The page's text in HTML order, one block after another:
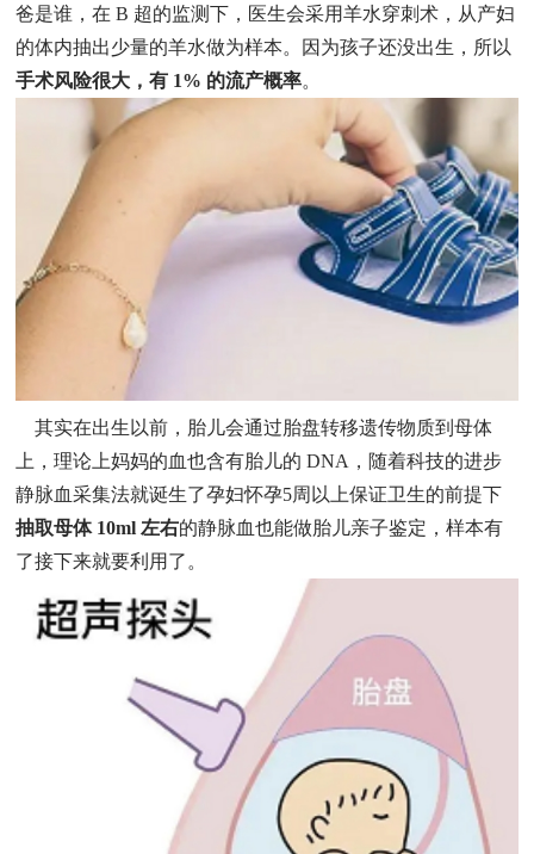
爸是谁，在 B 超的监测下，医生会采用羊水穿刺术，从产妇
的体内抽出少量的羊水做为样本。因为孩子还没出生，所以
手术风险很大， 有 1% 的流产概率。
其实在出生以前，胎儿会通过胎盘转移遗传物质到母体
上，理论上妈妈的血也含有胎儿的 DNA，随着科技的进步
静脉血采集法就诞生了孕妇怀孕5周以上保证卫生的前提下
抽取母体 10ml 左右的静脉血也能做胎儿亲子鉴定，样本有
了接下来就要利用了。